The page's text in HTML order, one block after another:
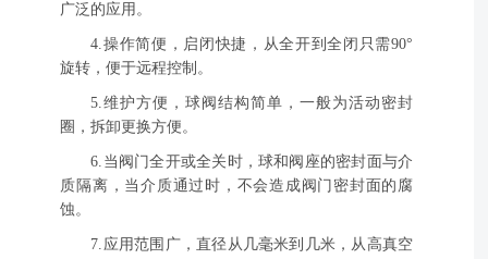
广泛的应用。
4.操作简便，启闭快捷，从全开到全闭只需90°
旋转，便于远程控制。
5.维护方便，球阀结构简单，一般为活动密封
圈，拆卸更换方便。
6.当阀门全开或全关时，球和阀座的密封面与介
质隔离，当介质通过时，不会造成阀门密封面的腐
蚀。
7.应用范围广，直径从几毫米到几米，从高真空